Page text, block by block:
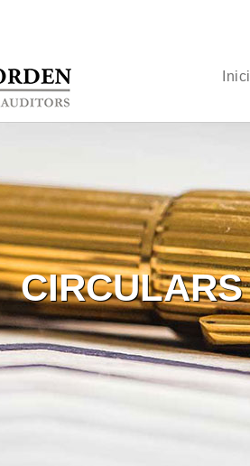
Inici
CIRCULARS